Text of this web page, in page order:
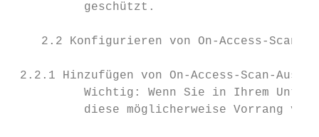
          geschützt.
    2.2 Konfigurieren von On-Access-Scans
2.2.1 Hinzufügen von On-Access-Scan-
Wichtig: Wenn Sie in Ihrem
diese möglicherweise Vorrang